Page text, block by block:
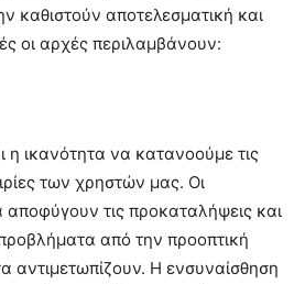
καθιστούν αποτελεσματική και
οι αρχές περιλαμβάνουν:
η ικανότητα να κατανοούμε τις
των χρηστών μας. Οι
αποφύγουν τις προκαταλήψεις και
από την προοπτική
Η ενσυναίσθηση